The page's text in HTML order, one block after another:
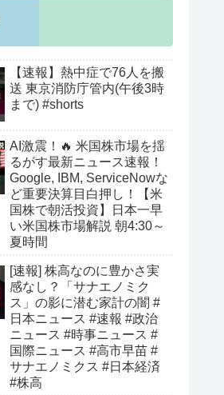
【速報】熱中症で76人を搬
送 東京消防庁管内(午後3時
まで) #shorts
AI激震！🔥 米国株市場を揺
るがす最新ニュース速報！
Google, IBM, ServiceNowな
ど重要決算目白押し！【米
国株で朝活投資】日本一早
い米国株市場解説 朝4:30～
夏時間
[速報] 株高なのに豊かさ実
感なし？「サナエノミク
ス」の影に潜む家計の闇 #
日本ニュース #速報 #政治
ニュース #時事ニュース #
国際ニュース #高市早苗 #
サナエノミクス #日本経済
#株高